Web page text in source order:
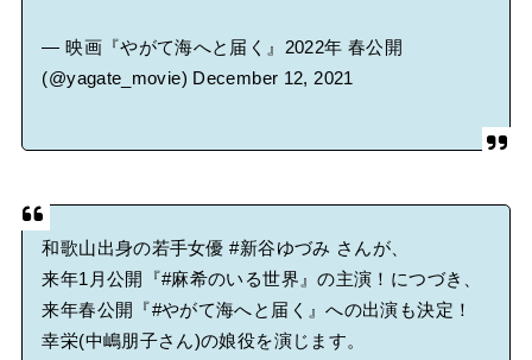
— 映画『やがて海へと届く』2022年 春公開
(@yagate_movie) December 12, 2021
和歌山出身の若手女優#新谷ゆづみ さんが、
来年1月公開『#麻希のいる世界』の主演！につづき、
来年春公開『#やがて海へと届く 』への出演も決定！
幸栄(中嶋朋子さん)の娘役を演じます。